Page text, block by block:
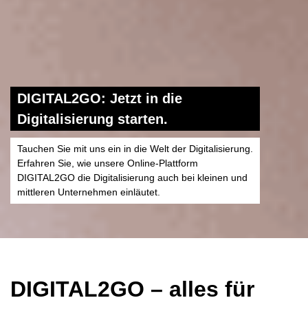
DIGITAL2GO: Jetzt in die
Digitalisierung starten.
Tauchen Sie mit uns ein in die Welt der Digitalisierung.
Erfahren Sie, wie unsere Online-Plattform
DIGITAL2GO die Digitalisierung auch bei kleinen und
mittleren Unternehmen einläutet.
DIGITAL2GO – alles für